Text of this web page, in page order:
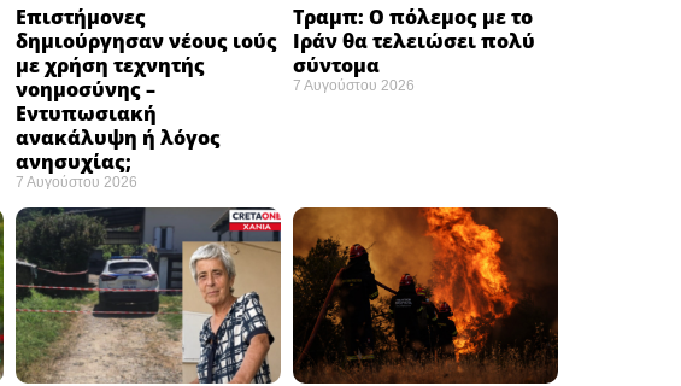
Επιστήμονες
δημιούργησαν νέους ιούς
με χρήση τεχνητής
νοημοσύνης –
Εντυπωσιακή
ανακάλυψη ή λόγος
ανησυχίας; ​
7 Αυγούστου 2026
Τραμπ: Ο πόλεμος με το
Ιράν θα τελειώσει πολύ
σύντομα ​
7 Αυγούστου 2026